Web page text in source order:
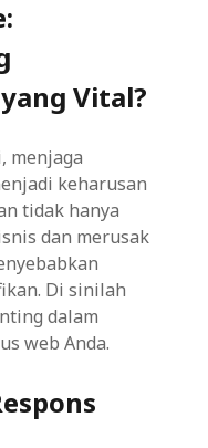
Vital?
menjaga
keharusan
tidak hanya
dan merusak
Di sinilah
dalam
web Anda.